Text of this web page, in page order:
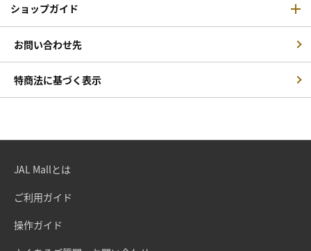
ショップガイド
お問い合わせ先
特商法に基づく表示
JAL Mallとは
ご利用ガイド
操作ガイド